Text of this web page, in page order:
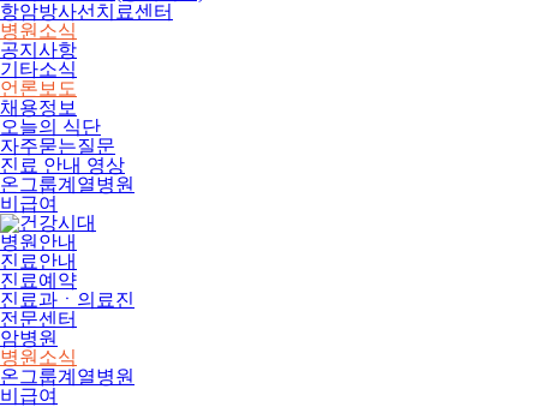
항암방사선치료센터
병원소식
공지사항
기타소식
언론보도
채용정보
오늘의 식단
자주묻는질문
진료 안내 영상
온그룹계열병원
비급여
병원안내
진료안내
진료예약
진료과ㆍ의료진
전문센터
암병원
병원소식
온그룹계열병원
비급여